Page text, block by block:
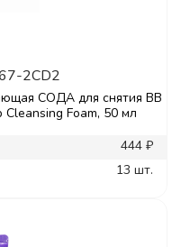
2CD2
СОДА для снятия ВВ
Foam, 50 мл
444 ₽
13 шт.